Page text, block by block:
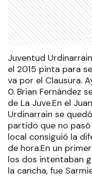
Juventud
el 2015 pinta para
va por el Clausura.
0. Brian Fernández
de La Juve.En el
Urdinarrain se
partido que no
local consiguió la
de hora.En un
los dos intentaban
la cancha, fue